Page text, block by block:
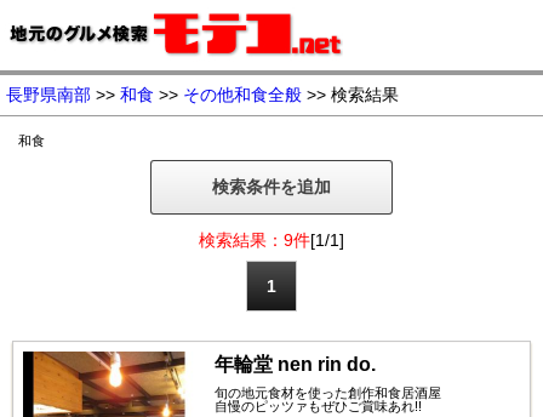
長野県南部 >> 和食 >> その他和食全般 >> 検索結果
和食
検索条件を追加
検索結果：9件[1/1]
1
年輪堂 nen rin do.
旬の地元食材を使った創作和食居酒屋
自慢のピッツァもぜひご賞味あれ!!